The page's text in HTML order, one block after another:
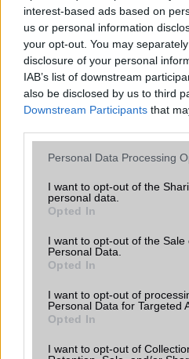
interest-based ads based on
us or personal information
your opt-out. You may
disclosure of your personal
IAB’s list of downstream
also be disclosed by us to third
Downstream Participants that
Please note that this website/
not limited to your visit or usage
grant or deny consent to Google
use your data for below
consent section.
Personal Data Processing
I want to opt-out of the
personal data.
Opted In
I want to opt-out of the Sale
Personal Data.
Opted In
I want to opt-out of
Personal Data for Targeted
Opted In
I want to opt-out of
Kilenc csúcsmobilt tesztelt le
ebből kiderült, melyik telefon
töltéssel.
Bõvít a HTC
2013.02.04 |
A tajvani gyártó a február végi
várhatóan nem csak a
mutatja be, hanem több
KAPCSOLÓDÓ HÍREK
LG G2: csúcs kategória, hátlapi
Élőben az LG G2-vel